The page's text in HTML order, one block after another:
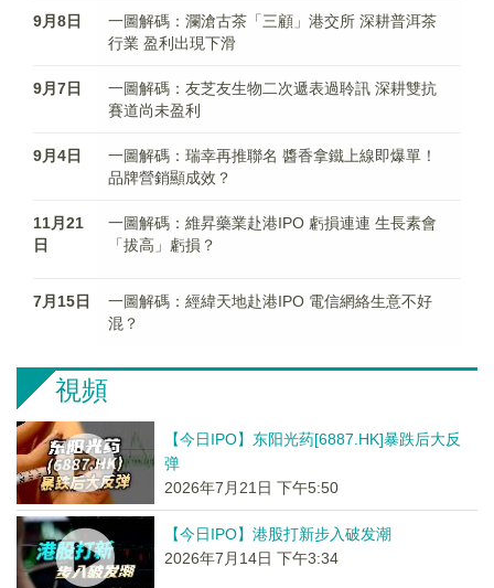
9月8日
一圖解碼：瀾滄古茶「三顧」港交所 深耕普洱茶
行業 盈利出現下滑
9月7日
一圖解碼：友芝友生物二次遞表過聆訊 深耕雙抗
賽道尚未盈利
9月4日
一圖解碼：瑞幸再推聯名 醬香拿鐵上線即爆單！
品牌營銷顯成效？
11月21
日
一圖解碼：維昇藥業赴港IPO 虧損連連 生長素會
「拔高」虧損？
7月15日
一圖解碼：經緯天地赴港IPO 電信網絡生意不好
混？
視頻
【今日IPO】东阳光药[6887.HK]暴跌后大反
弹
2026年7月21日 下午5:50
【今日IPO】港股打新步入破发潮
2026年7月14日 下午3:34